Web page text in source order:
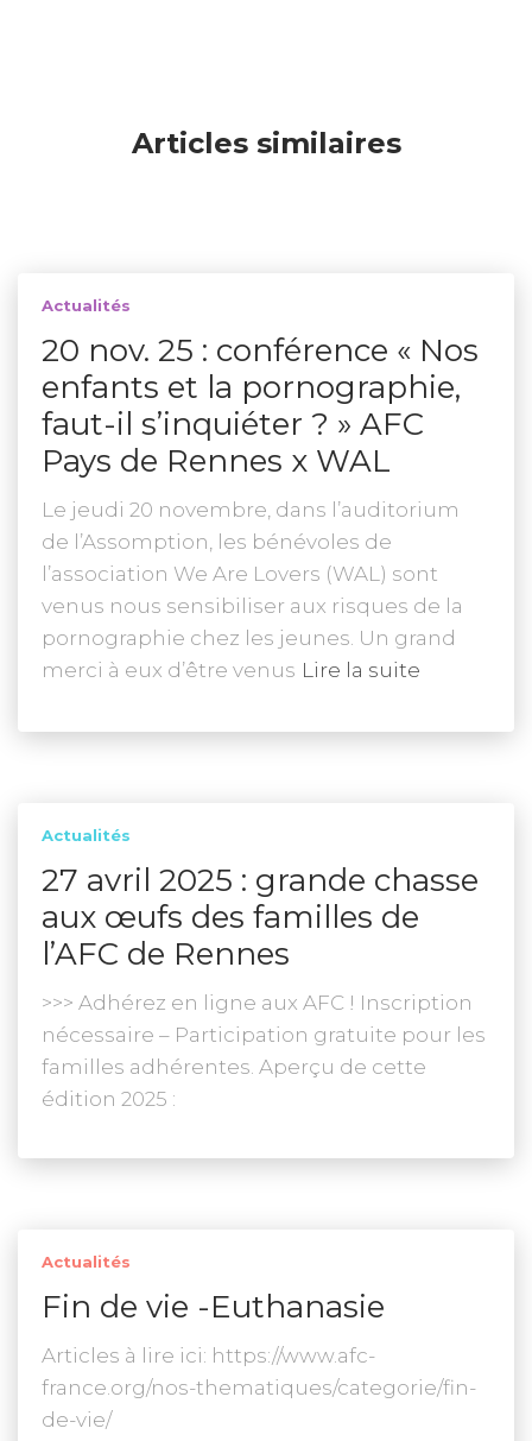
Articles similaires
Actualités
20 nov. 25 : conférence « Nos
enfants et la pornographie,
faut-il s’inquiéter ? » AFC
Pays de Rennes x WAL
Le jeudi 20 novembre, dans l’auditorium
de l’Assomption, les bénévoles de
l’association We Are Lovers (WAL) sont
venus nous sensibiliser aux risques de la
pornographie chez les jeunes. Un grand
merci à eux d’être venus Lire la suite
Actualités
27 avril 2025 : grande chasse
aux œufs des familles de
l’AFC de Rennes
>>> Adhérez en ligne aux AFC ! Inscription
nécessaire – Participation gratuite pour les
familles adhérentes. Aperçu de cette
édition 2025 :
Actualités
Fin de vie -Euthanasie
Articles à lire ici: https://www.afc-
france.org/nos-thematiques/categorie/fin-
de-vie/